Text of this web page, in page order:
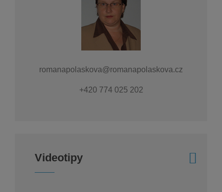
romanapolaskova@romanapolaskova.cz
+420 774 025 202
Videotipy